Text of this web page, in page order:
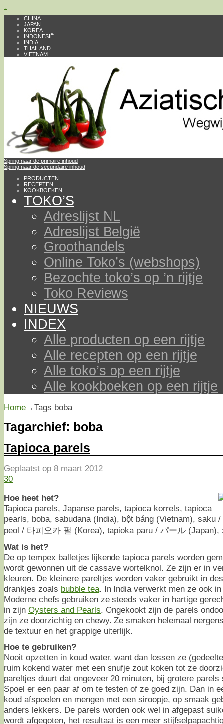
↓
CHINA
JAPAN
KOREA
INDONESIË
INDIA
THAILAND
VIETNAM
Spring naar de primaire inhoud
Spring naar de secundaire inhoud
PRODUCTEN
RECEPTEN
KOOKBOEKEN
TOKO’S
Adreslijst NL
Adreslijst België
Groothandels
Online Toko’s (webshops)
Bezochte toko’s op ’n rijtje
Toko Reviews
NIEUWS
INDEX
Alle producten op een rijtje
Alle recepten op een rijtje
Alle toko’s op een rijtje
Alle kookboeken op een rijtje
Home→Tags boba
Tagarchief: boba
Tapioca parels
Geplaatst op 8 maart 2012
30
Hoe heet het?
Tapioca parels, Japanse parels, tapioca korrels, tapioca
pearls, boba, sabudana (India), bột báng (Vietnam), saku
peol / 타피오카 펄 (Korea), tapioka paru / パール
Wat is het?
De op tempex balletjes lijkende tapioca parels worden
wordt gewonnen uit de cassave wortelknol. Ze zijn er in
kleuren. De kleinere pareltjes worden vaker gebruikt in
drankjes zoals bubble tea. In India verwerkt men ze ook
Moderne chefs gebruiken ze steeds vaker in hartige
in zijn Oysters and Pearls. Ongekookt zijn de parels
zijn ze doorzichtig en chewy. Ze smaken helemaal
de textuur en het grappige uiterlijk.
Hoe te gebruiken?
Nooit opzetten in koud water, want dan lossen ze
ruim kokend water met een snufje zout koken tot ze
pareltjes duurt dat ongeveer 20 minuten, bij grotere parels
Spoel er een paar af om te testen of ze goed zijn. Dan in
koud afspoelen en mengen met een siroopje, op smaak
anders lekkers. De parels worden ook wel in afgepast
wordt afgegoten, het resultaat is een meer